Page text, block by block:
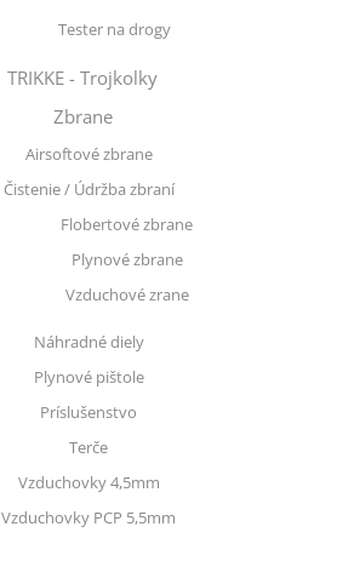
Tester na drogy
TRIKKE - Trojkolky
Zbrane
Airsoftové zbrane
Čistenie / Údržba zbraní
Flobertové zbrane
Plynové zbrane
Vzduchové zrane
Náhradné diely
Plynové pištole
Príslušenstvo
Terče
Vzduchovky 4,5mm
Vzduchovky PCP 5,5mm